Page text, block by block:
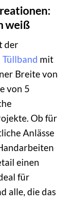
weiß
der
Tüllband mit
Breite von
von 5
Ob für
Anlässe
einen
für
alle, die das